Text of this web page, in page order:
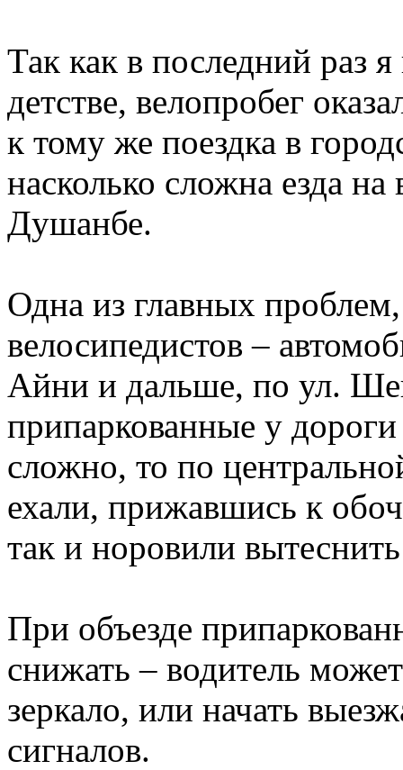
Так как в последний раз
детстве, велопробег
к тому же поездка в
насколько сложна езда
Душанбе.
Одна из главных
велосипедистов –
Айни и дальше, по ул.
припаркованные у
сложно, то по
ехали, прижавшись к
так и норовили
При объезде
снижать – водитель
зеркало, или начать
сигналов.